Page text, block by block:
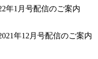
年1月号配信のご案内